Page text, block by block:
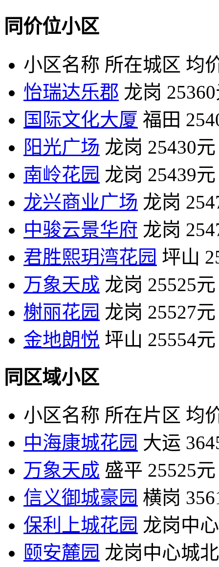
同价位小区
小区名称 所在城区 均
怡瑞达乐郡 龙岗
国际文化大厦 福田
阳光广场 龙岗 25430元
南岭花园 龙岗 25439元
龙兴商业广场 龙岗
中骏云景华府 龙岗
君胜熙玥湾花园 坪山
万象天成 龙岗 25525元
榭丽花园 龙岗 25527元
金地朗悦 坪山 25554元
同区域小区
小区名称 所在片区 均
中海康城花园 大运
万象天成 盛平 25525元
信义御城豪园 横岗
保利上城花园 龙岗中
颐安麓园 龙岗中心城北